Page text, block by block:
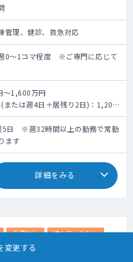
管理、健診、救急対応
0～1コマ程度 ※ご専門に応じて
】
1コマ/週
名程/コマ
：25床～MAX30床
～1,600万円
たは週4日＋居残り2日)：1,200
5日：1,400万円～
キル、勤務ボリューム、早出・居
頻度によって検討
5日 ※週32時間以上の勤務で常勤
ます
詳細をみる
当直なし
オンコールなし
変更する